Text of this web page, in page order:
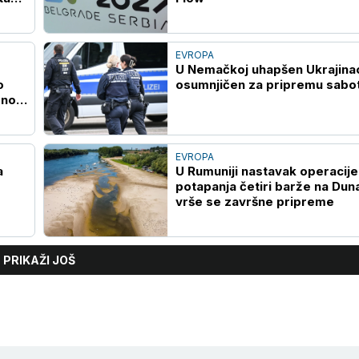
EVROPA
U Nemačkoj uhapšen
osumnjičen za pripremu
EVROPA
U Rumuniji nastavak operacije
potapanja četiri barže na
vrše se završne pripreme
PRIKAŽI JOŠ